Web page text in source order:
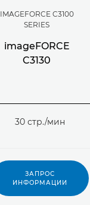
IMAGEFORCE C3100
SERIES
imageFORCE
C3130
30 стр./мин
ЗАПРОС
ИНФОРМАЦИИ